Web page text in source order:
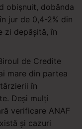
obișnuit, dobânda
jur de 0,4-2% din
zi depășită, în
de Credite
mare din partea
în
Deși mulți
verificare ANAF
și cazuri